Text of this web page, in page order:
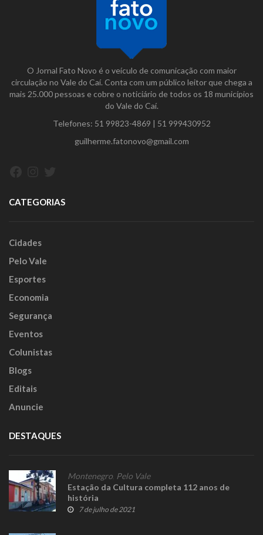
O Jornal Fato Novo é o veículo de comunicação com maior
circulação no Vale do Caí. Conta com um público leitor que chega a
mais 25.000 pessoas e cobre o noticiário de todos os 18 municípios
do Vale do Caí.
Telefones: 51 99823-4869 | 51 999430952
guilherme.fatonovo@gmail.com
CATEGORIAS
Cidades
Pelo Vale
Esportes
Economia
Segurança
Eventos
Colunistas
Blogs
Editais
Anuncie
DESTAQUES
Montenegro Pelo Vale
Estação da Cultura completa 112 anos de
história
7 de julho de 2021